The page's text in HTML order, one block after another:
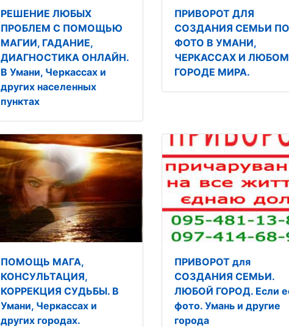
РЕШЕНИЕ ЛЮБЫХ
ПРОБЛЕМ С ПОМОЩЬЮ
МАГИИ, ГАДАНИЕ,
ДИАГНОСТИКА ОНЛАЙН.
В Умани, Черкассах и
других населенных
пунктах
ПРИВОРОТ ДЛЯ
СОЗДАНИЯ СЕМЬИ ПО
ФОТО В УМАНИ,
ЧЕРКАССАХ И ЛЮБОМ
ГОРОДЕ МИРА.
ПОМОЩЬ МАГА,
КОНСУЛЬТАЦИЯ,
КОРРЕКЦИЯ СУДЬБЫ. В
Умани, Черкассах и
других городах.
ПРИВОРОТ для
СОЗДАНИЯ СЕМЬИ.
ЛЮБОЙ ГОРОД. Если
фото. Умань и другие
города